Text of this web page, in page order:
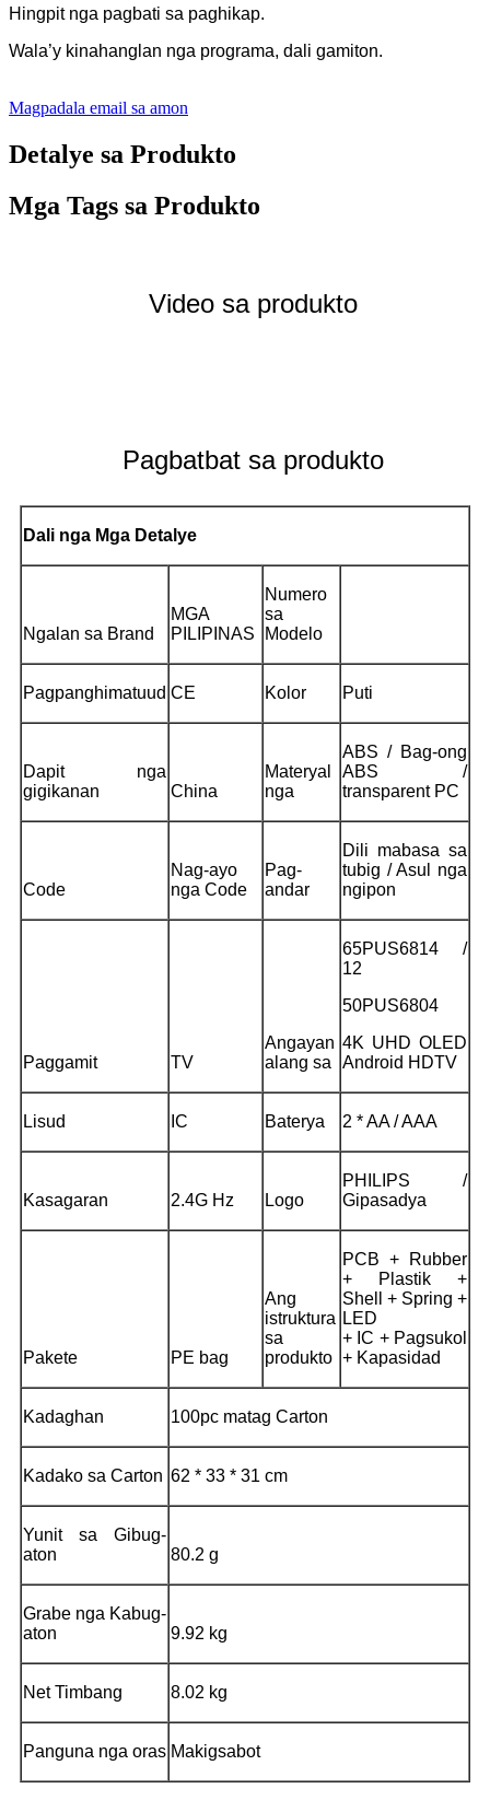
Hingpit nga pagbati sa paghikap.
Wala’y kinahanglan nga programa, dali gamiton.
Magpadala email sa amon
Detalye sa Produkto
Mga Tags sa Produkto
Video sa produkto
Pagbatbat sa produkto
Dali nga Mga Detalye
Ngalan sa Brand
MGA
PILIPINAS
Numero
sa
Modelo
Pagpanghimatuud CE Kolor Puti
Dapit nga
gigikanan
China
Materyal
nga
ABS / Bag-ong
ABS /
transparent PC
Code
Nag-ayo
nga Code
Pag-
andar
Dili mabasa sa
tubig / Asul nga
ngipon
Paggamit TV
Angayan
alang sa
65PUS6814 /
12
50PUS6804
4K UHD OLED
Android HDTV
Lisud IC Baterya 2 * AA / AAA
Kasagaran 2.4G Hz Logo
PHILIPS /
Gipasadya
Pakete PE bag
Ang
istruktura
sa
produkto
PCB + Rubber
+ Plastik +
Shell + Spring +
LED
+ IC + Pagsukol
+ Kapasidad
Kadaghan 100pc matag Carton
Kadako sa Carton 62 * 33 * 31 cm
Yunit sa Gibug-
aton
80.2 g
Grabe nga Kabug-
aton
9.92 kg
Net Timbang 8.02 kg
Panguna nga oras Makigsabot